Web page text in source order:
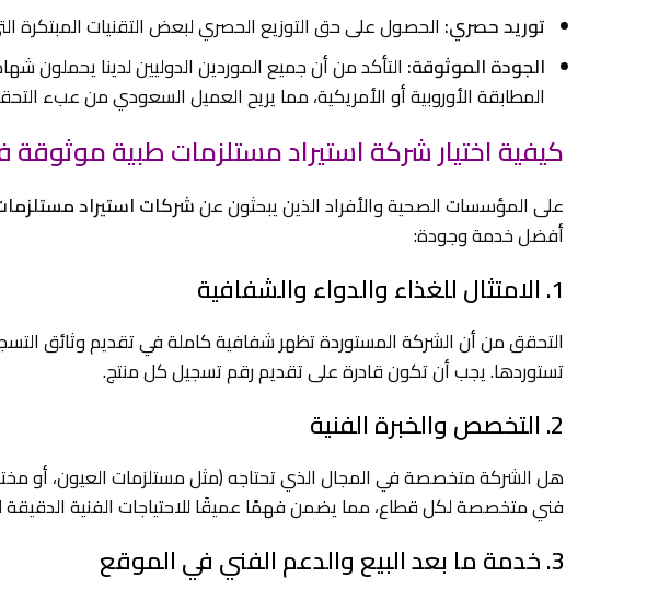
توريد حصري: الحصول على حق التوزيع الحصري لبعض التقنيات المبتكرة
الجودة الموثوقة: التأكد من أن جميع الموردين الدوليين لدينا يحملون
المطابقة الأوروبية أو الأمريكية، مما يريح العميل السعودي من عبء
كيفية اختيار شركة استيراد مستلزمات طبية
على المؤسسات الصحية والأفراد الذين يبحثون عنشركات استيراد
أفضل خدمة وجودة:
1. الامتثال للغذاء والدواء والشفافية
التحقق من أن الشركة المستوردة تظهر شفافية كاملة في تقديم وثائق
تستوردها. يجب أن تكون قادرة على تقديم رقم تسجيل كل منتج.
2. التخصص والخبرة الفنية
هل الشركة متخصصة في المجال الذي تحتاجه (مثل مستلزمات العيون، أو
فني متخصصة لكل قطاع، مما يضمن فهمًا عميقًا للاحتياجات الفنية
3. خدمة ما بعد البيع والدعم الفني في الموقع